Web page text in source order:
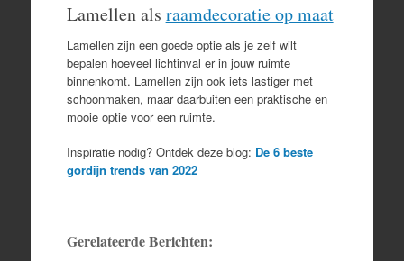
Lamellen als raamdecoratie op maat
Lamellen zijn een goede optie als je zelf wilt
bepalen hoeveel lichtinval er in jouw ruimte
binnenkomt. Lamellen zijn ook iets lastiger met
schoonmaken, maar daarbuiten een praktische en
mooie optie voor een ruimte.
Inspiratie nodig? Ontdek deze blog: De 6 beste
gordijn trends van 2022
Gerelateerde Berichten: